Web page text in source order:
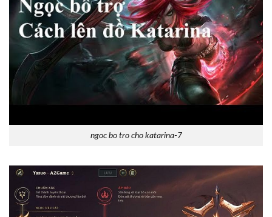
ngoc bo tro cho katarina-7